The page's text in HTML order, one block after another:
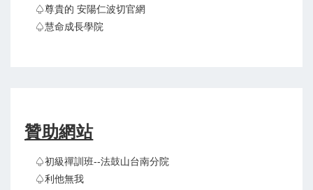
♤尊貴的 安陽仁波切官網
♤慧命成長學院
贊助網站
♤初級禪訓班--法鼓山台南分院
♤利他無我